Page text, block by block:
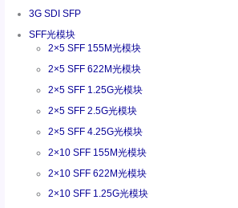
3G SDI SFP
SFF光模块
2×5 SFF 155M光模块
2×5 SFF 622M光模块
2×5 SFF 1.25G光模块
2×5 SFF 2.5G光模块
2×5 SFF 4.25G光模块
2×10 SFF 155M光模块
2×10 SFF 622M光模块
2×10 SFF 1.25G光模块